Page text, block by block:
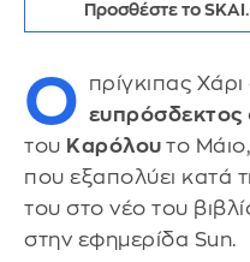
Προσθέστε το
Ο πρίγκιπας Χάρι
ευπρόσδεκτος
του Καρόλου το
που εξαπολύει κατά
του στο νέο του
στην εφημερίδα Sun.